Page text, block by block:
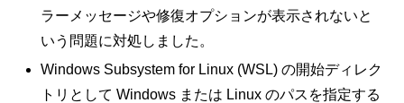
ラーメッセージや修復オプションが表示されないと
いう問題に対処しました。
Windows Subsystem for Linux (WSL) の開始ディレク
トリとして Windows または Linux のパスを指定する